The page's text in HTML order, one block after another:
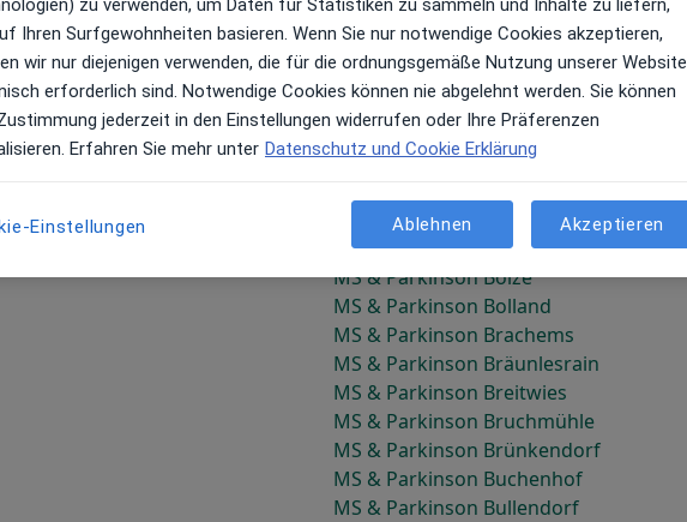
MS & Parkinson Bellevue
MS & Parkinson Benckendorf
MS & Parkinson Bergerhof
MS & Parkinson Berlin
MS & Parkinson Bethanien
MS & Parkinson Beuchow
MS & Parkinson Biersackschlag
MS & Parkinson Birkenhof
MS & Parkinson Boize
MS & Parkinson Bolland
MS & Parkinson Brachems
MS & Parkinson Bräunlesrain
MS & Parkinson Breitwies
MS & Parkinson Bruchmühle
MS & Parkinson Brünkendorf
MS & Parkinson Buchenhof
MS & Parkinson Bullendorf
zu verwenden, um Daten für Statistiken zu sammeln und Inhalte zu liefern,
Ihren Surfgewohnheiten basieren. Wenn Sie nur notwendige Cookies akzeptieren,
wir nur diejenigen verwenden, die für die ordnungsgemäße Nutzung unserer Website
erforderlich sind. Notwendige Cookies können nie abgelehnt werden. Sie können
jederzeit in den Einstellungen widerrufen oder Ihre Präferenzen
Erfahren Sie mehr unter Datenschutz und Cookie Erklärung
Einstellungen Ablehnen Akzeptieren